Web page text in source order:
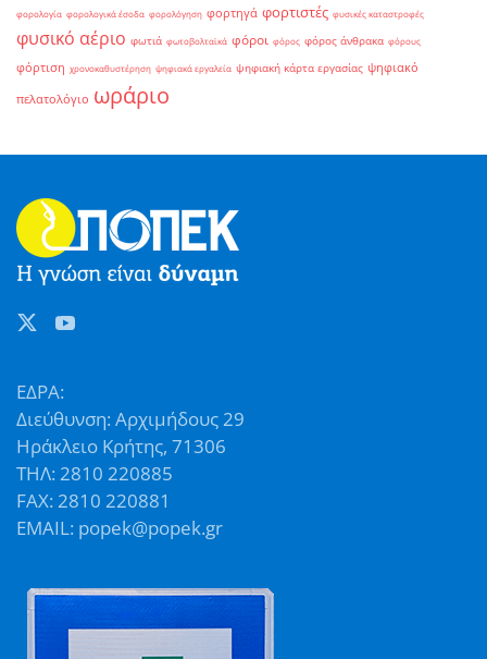
φορολογία φορολογικά έσοδα φορολόγηση φορτηγά φορτιστές φυσικές καταστροφές
φυσικό αέριο φωτιά φωτοβολταϊκά φόροι φόρος φόρος άνθρακα φόρους
φόρτιση χρονοκαθυστέρηση ψηφιακά εργαλεία ψηφιακή κάρτα εργασίας ψηφιακό
πελατολόγιο ωράριο
ΕΔΡΑ:
Διεύθυνση: Αρχιμήδους 29
Ηράκλειο Κρήτης, 71306
ΤΗΛ: 2810 220885
FAX: 2810 220881
EMAIL: popek@popek.gr